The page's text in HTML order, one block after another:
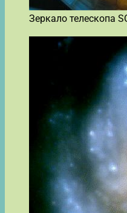
Зеркало телескопа